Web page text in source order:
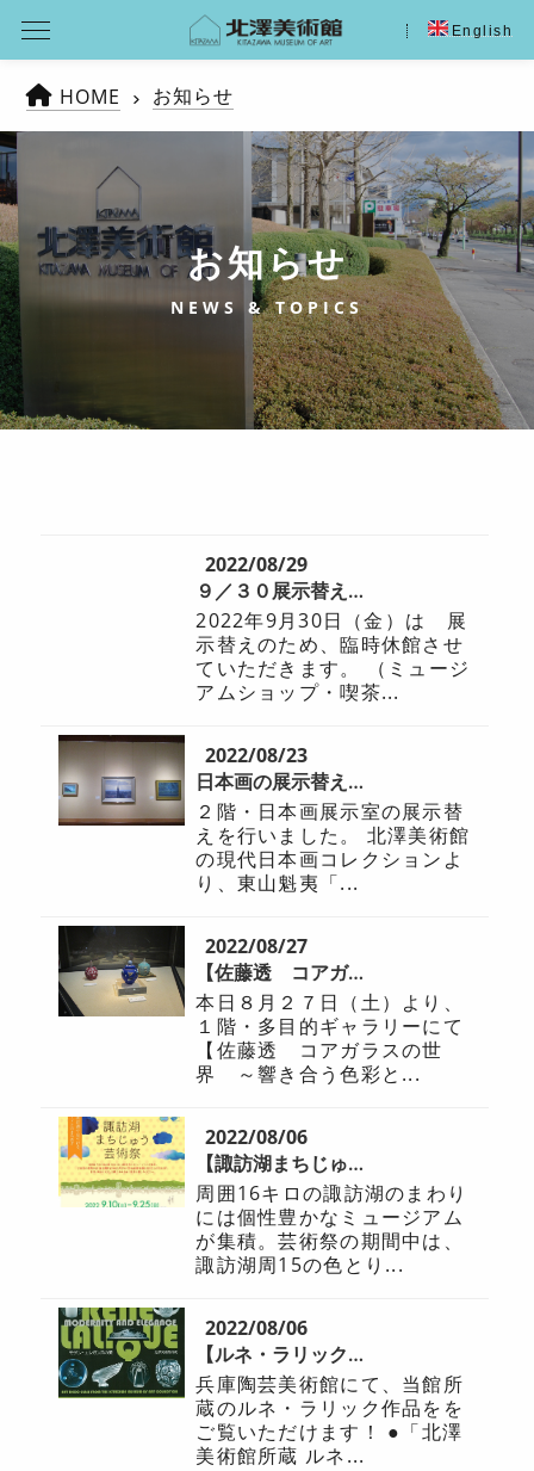
English
HOME お知らせ
お知らせ
NEWS & TOPICS
2022/08/29
９／３０展示替えによる臨時休館のお知らせ
2022年9月30日（金）は 展
示替えのため、臨時休館させ
ていただきます。 （ミュージ
アムショップ・喫茶...
2022/08/23
日本画の展示替えを行いました
２階・日本画展示室の展示替
えを行いました。 北澤美術館
の現代日本画コレクションよ
り、東山魁夷「...
2022/08/27
【佐藤透 コアガラスの世界】 が始まりました
本日８月２７日（土）より、
１階・多目的ギャラリーにて
【佐藤透 コアガラスの世
界 ～響き合う色彩と...
2022/08/06
【諏訪湖まちじゅう芸術祭】（9/10～9/25）
周囲16キロの諏訪湖のまわり
には個性豊かなミュージアム
が集積。芸術祭の期間中は、
諏訪湖周15の色とり...
2022/08/06
【ルネ・ラリック】展に出品いたします（兵庫陶芸美術館）
兵庫陶芸美術館にて、当館所
蔵のルネ・ラリック作品をを
ご覧いただけます！ ●「北澤
美術館所蔵 ルネ...